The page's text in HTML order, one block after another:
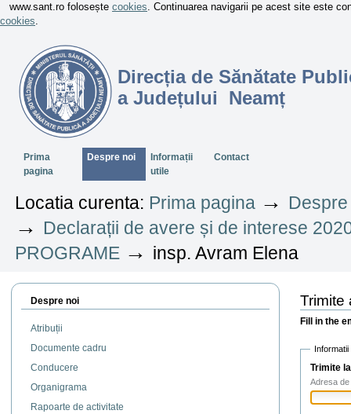
www.sant.ro folosește cookies. Continuarea navigarii pe acest site este
cookies.
Direcția de Sănătate
a Județului Neamț
SectiuniPrima
pagina
Despre noi
Informații
utile
Contact
Locatia curenta: Prima pagina →
→ Declarații de avere și de interese
PROGRAME → insp. Avram Elena
Despre noi
Atribuții
Documente cadru
Conducere
Organigrama
Rapoarte de activitate
Trimite
Fill in the
Trimite
Adresa